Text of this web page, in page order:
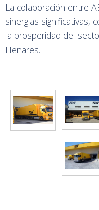
La colaboración entre
sinergias significativas,
la prosperidad del
Henares.